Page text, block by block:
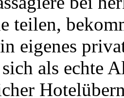
teilen,
eigenes
als echte